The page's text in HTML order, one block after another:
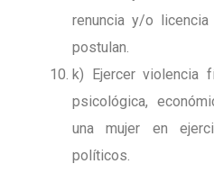
renuncia y/o
postulan.
k) Ejercer violencia
psicológica,
una mujer en
políticos.